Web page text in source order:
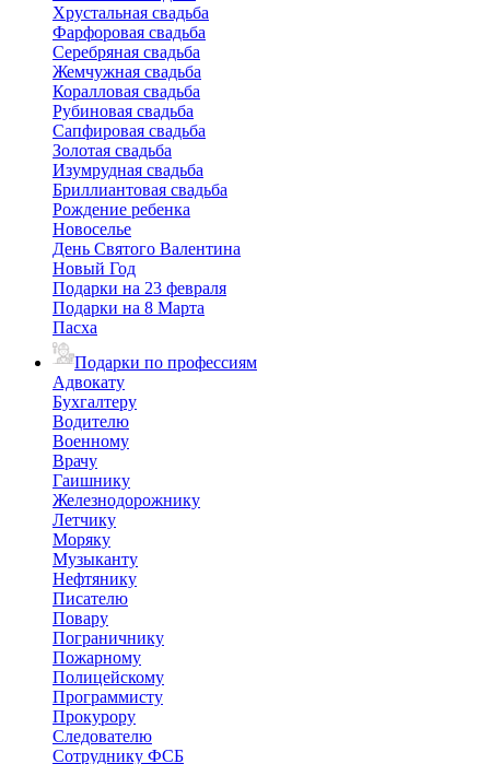
Хрустальная свадьба
Фарфоровая свадьба
Серебряная свадьба
Жемчужная свадьба
Коралловая свадьба
Рубиновая свадьба
Сапфировая свадьба
Золотая свадьба
Изумрудная свадьба
Бриллиантовая свадьба
Рождение ребенка
Новоселье
День Святого Валентина
Новый Год
Подарки на 23 февраля
Подарки на 8 Марта
Пасха
Подарки по профессиям
Адвокату
Бухгалтеру
Водителю
Военному
Врачу
Гаишнику
Железнодорожнику
Летчику
Моряку
Музыканту
Нефтянику
Писателю
Повару
Пограничнику
Пожарному
Полицейскому
Программисту
Прокурору
Следователю
Сотруднику ФСБ